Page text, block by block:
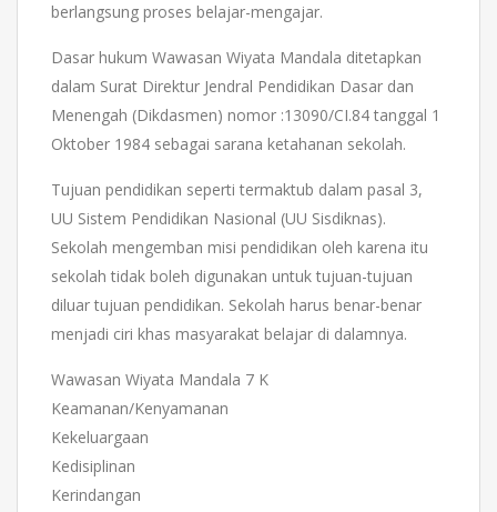
berlangsung proses belajar-mengajar.
Dasar hukum Wawasan Wiyata Mandala ditetapkan
dalam Surat Direktur Jendral Pendidikan Dasar dan
Menengah (Dikdasmen) nomor :13090/CI.84 tanggal 1
Oktober 1984 sebagai sarana ketahanan sekolah.
Tujuan pendidikan seperti termaktub dalam pasal 3,
UU Sistem Pendidikan Nasional (UU Sisdiknas).
Sekolah mengemban misi pendidikan oleh karena itu
sekolah tidak boleh digunakan untuk tujuan-tujuan
diluar tujuan pendidikan. Sekolah harus benar-benar
menjadi ciri khas masyarakat belajar di dalamnya.
Wawasan Wiyata Mandala 7 K
Keamanan/Kenyamanan
Kekeluargaan
Kedisiplinan
Kerindangan